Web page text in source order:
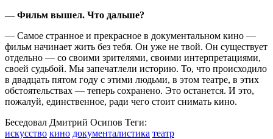
— Фильм вышел. Что дальше?
— Самое странное и прекрасное в документальном кино —
фильм начинает жить без тебя. Он уже не твой. Он существует
отдельно — со своими зрителями, своими интерпретациями,
своей судьбой. Мы запечатлели историю. То, что происходило
в двадцать пятом году с этими людьми, в этом театре, в этих
обстоятельствах — теперь сохранено. Это останется. И это,
пожалуй, единственное, ради чего стоит снимать кино.
Беседовал Дмитрий Осипов Теги:
искусство кино документалистика театр